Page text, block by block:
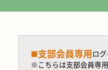
■支部会員専用ロ
※こちらは支部会員専